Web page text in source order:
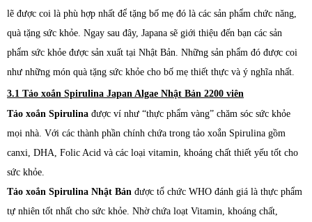
lẽ được coi là phù hợp nhất để tặng bố mẹ đó là các sản phẩm chức năng,
quà tặng sức khỏe. Ngay sau đây, Japana sẽ giới thiệu đến bạn các sản
phẩm sức khỏe được sản xuất tại Nhật Bản. Những sản phẩm đó được coi
như những món quà tặng sức khỏe cho bố mẹ thiết thực và ý nghĩa nhất.
3.1 Tảo xoắn Spirulina Japan Algae Nhật Bản 2200 viên
Tảo xoắn Spirulina được ví như “thực phẩm vàng” chăm sóc sức khỏe
mọi nhà. Với các thành phần chính chứa trong tảo xoắn Spirulina gồm
canxi, DHA, Folic Acid và các loại vitamin, khoáng chất thiết yếu tốt cho
sức khỏe.
Tảo xoắn Spirulina Nhật Bản được tổ chức WHO đánh giá là thực phẩm
tự nhiên tốt nhất cho sức khỏe. Nhờ chứa loạt Vitamin, khoáng chất,